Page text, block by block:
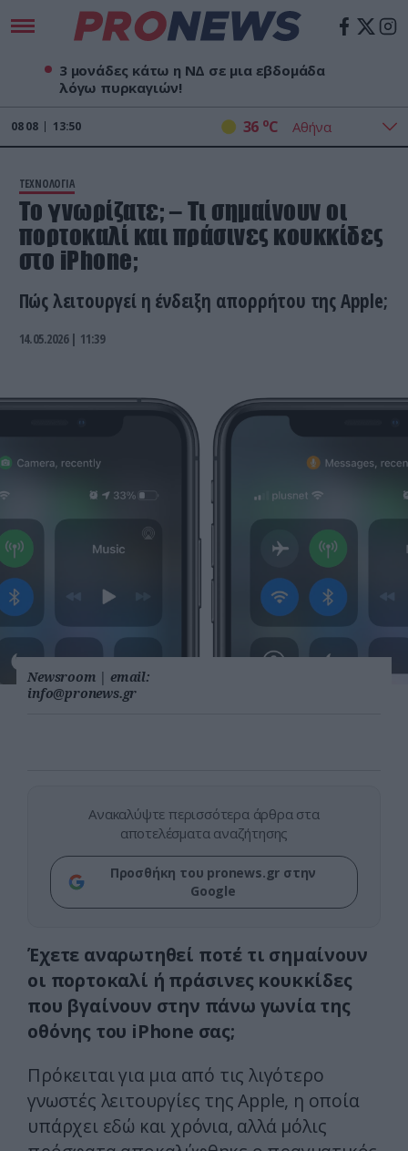
3 μονάδες κάτω η ΝΔ σε μια εβδομάδα
λόγω πυρκαγιών!
08 08 13:50 36 oC
ΤΕΧΝΟΛΟΓΙΑ
To γνωρίζατε; – Τι σημαίνουν οι
πορτοκαλί και πράσινες κουκκίδες
στο iPhone;
Πώς λειτουργεί η ένδειξη απορρήτου της Apple;
14.05.2026 | 11:39
Newsroom | email:
info@pronews.gr
Ανακαλύψτε περισσότερα άρθρα στα
αποτελέσματα αναζήτησης
Προσθήκη του pronews.gr στην
Google
Έχετε αναρωτηθεί ποτέ τι σημαίνουν
οι πορτοκαλί ή πράσινες κουκκίδες
που βγαίνουν στην πάνω γωνία της
οθόνης του iPhone σας;
Πρόκειται για μια από τις λιγότερο
γνωστές λειτουργίες της Apple, η οποία
υπάρχει εδώ και χρόνια, αλλά μόλις